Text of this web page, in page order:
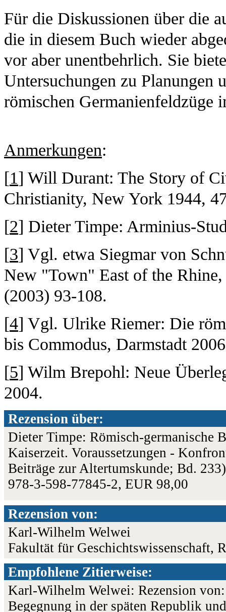
Für die Diskussionen über die
die in diesem Buch wieder
vor aber unentbehrlich. Sie
Untersuchungen zu Planungen
römischen Germanienfeldzüge
Anmerkungen:
[1] Will Durant: The Story of
Christianity, New York 1944,
[2] Dieter Timpe: Arminius-
[3] Vgl. etwa Siegmar von
New "Town" East of the
(2003) 93-108.
[4] Vgl. Ulrike Riemer: Die
bis Commodus, Darmstadt
[5] Wilm Brepohl: Neue
2004.
Rezension über:
Dieter Timpe: Römisch-germanische
Kaiserzeit. Voraussetzungen -
Beiträge zur Altertumskunde; Bd.
978-3-598-77845-2, EUR 98,00
Rezension von:
Karl-Wilhelm Welwei
Fakultät für Geschichtswissenschaft,
Empfohlene Zitierweise:
Karl-Wilhelm Welwei: Rezension
Begegnung in der späten Republik